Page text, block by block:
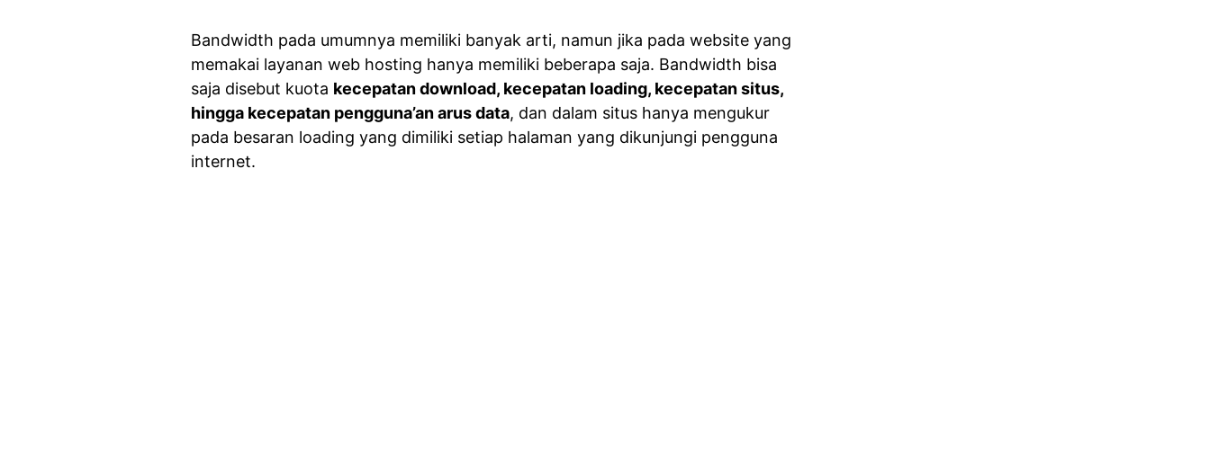
Bandwidth pada umumnya memiliki banyak arti, namun jika pada website yang
memakai layanan web hosting hanya memiliki beberapa saja. Bandwidth bisa
saja disebut kuota kecepatan download, kecepatan loading, kecepatan situs,
hingga kecepatan pengguna’an arus data, dan dalam situs hanya mengukur
pada besaran loading yang dimiliki setiap halaman yang dikunjungi pengguna
internet.